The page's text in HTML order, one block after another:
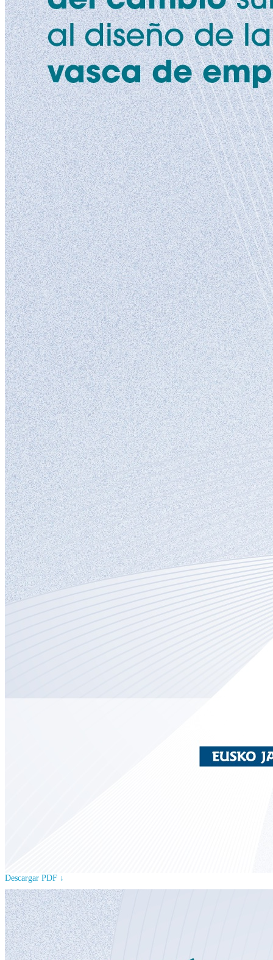
Descargar PDF ↓